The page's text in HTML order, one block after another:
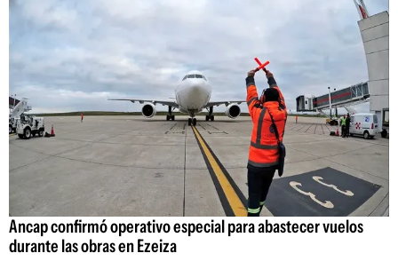
Ancap confirmó operativo especial para abastecer vuelos
durante las obras en Ezeiza